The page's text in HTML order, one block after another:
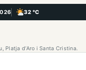
32 °C
, Poc ennuvolat
Platja d’Aro i Santa Cristina.